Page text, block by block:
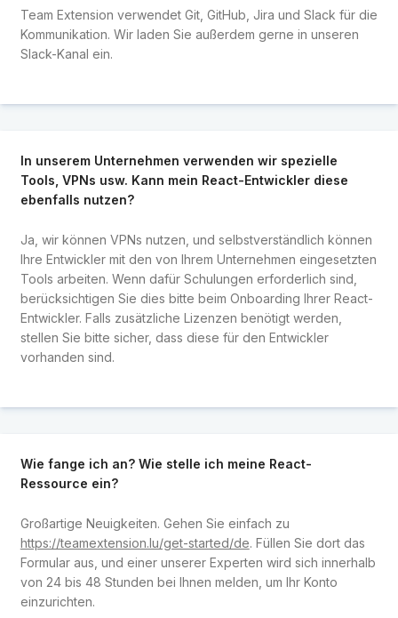
Team Extension verwendet Git, GitHub, Jira und Slack für die
Kommunikation. Wir laden Sie außerdem gerne in unseren
Slack-Kanal ein.
In unserem Unternehmen verwenden wir spezielle
Tools, VPNs usw. Kann mein React-Entwickler diese
ebenfalls nutzen?
Ja, wir können VPNs nutzen, und selbstverständlich können
Ihre Entwickler mit den von Ihrem Unternehmen eingesetzten
Tools arbeiten. Wenn dafür Schulungen erforderlich sind,
berücksichtigen Sie dies bitte beim Onboarding Ihrer React-
Entwickler. Falls zusätzliche Lizenzen benötigt werden,
stellen Sie bitte sicher, dass diese für den Entwickler
vorhanden sind.
Wie fange ich an? Wie stelle ich meine React-
Ressource ein?
Großartige Neuigkeiten. Gehen Sie einfach zu
https://teamextension.lu/get-started/de. Füllen Sie dort das
Formular aus, und einer unserer Experten wird sich innerhalb
von 24 bis 48 Stunden bei Ihnen melden, um Ihr Konto
einzurichten.